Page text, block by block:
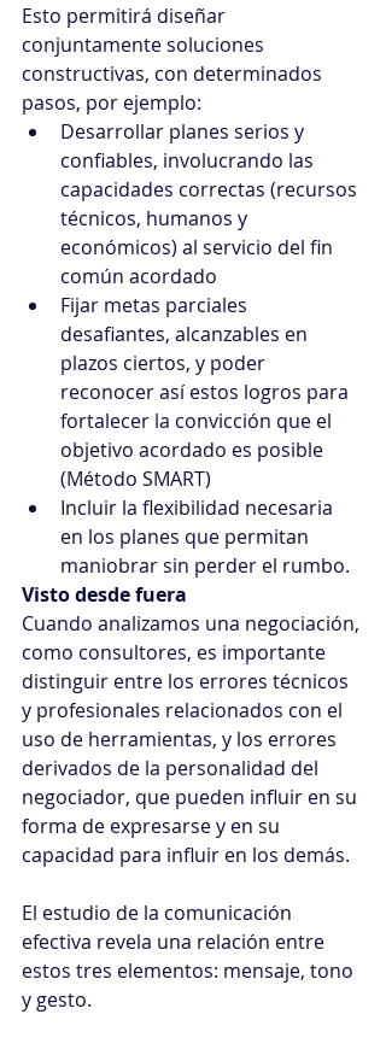
Esto permitirá diseñar
conjuntamente soluciones
constructivas, con determinados
pasos, por ejemplo:
Desarrollar planes serios y
confiables, involucrando las
capacidades correctas (recursos
técnicos, humanos y
económicos) al servicio del fin
común acordado
Fijar metas parciales
desafiantes, alcanzables en
plazos ciertos, y poder
reconocer así estos logros para
fortalecer la convicción que el
objetivo acordado es posible
(Método SMART)
Incluir la flexibilidad necesaria
en los planes que permitan
maniobrar sin perder el rumbo.
Visto desde fuera
Cuando analizamos una negociación,
como consultores, es importante
distinguir entre los errores técnicos
y profesionales relacionados con el
uso de herramientas, y los errores
derivados de la personalidad del
negociador, que pueden influir en su
forma de expresarse y en su
capacidad para influir en los demás.
El estudio de la comunicación
efectiva revela una relación entre
estos tres elementos: mensaje, tono
y gesto.